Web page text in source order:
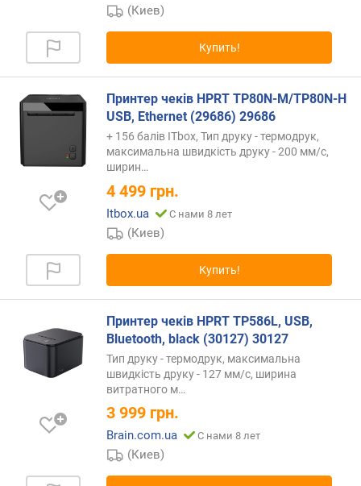
и
а
(
ш
р
а
м
(Киев)
Купить!
Принтер чеків HPRT TP80N-M/TP80N-H
USB, Ethernet (29686) 29686
+ 156 балів ITbox, Тип друку - термодрук,
максимальна швидкість друку - 200 мм/с,
ширин…
4 499 грн.
Itbox.ua С нами 8 лет
(Киев)
Купить!
Принтер чеків HPRT TP586L, USB,
Bluetooth, black (30127) 30127
Тип друку - термодрук, максимальна
швидкість друку - 127 мм/с, ширина
витратного м…
3 999 грн.
Brain.com.ua С нами 8 лет
(Киев)